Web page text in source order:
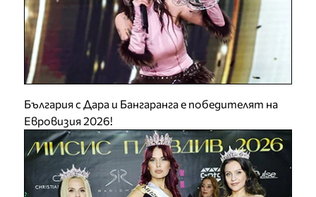
България с Дара и Бангаранга е победителят на
Евровизия 2026!